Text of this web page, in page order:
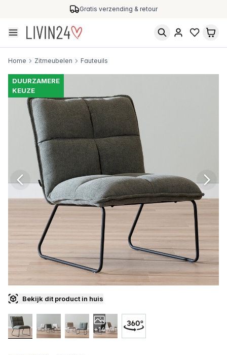
Gratis verzending & retour
Home Zitmeubelen Fauteuils
DUURZAMERE
KEUZE
Bekijk dit product in huis
+14